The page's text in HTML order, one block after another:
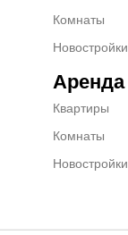
Комнаты
Новостройки
Аренда
Квартиры
Комнаты
Новостройки